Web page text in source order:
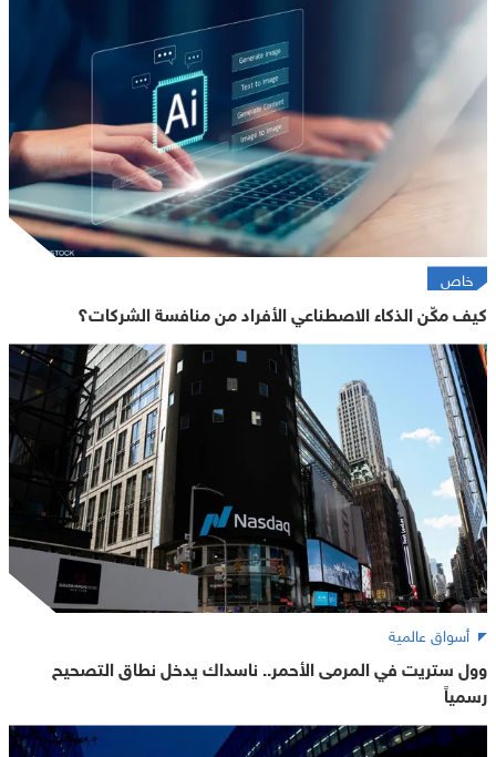
خاص
كيف مكّن الذكاء الاصطناعي الأفراد من منافسة الشركات؟
أسواق عالمية
وول ستريت في المرمى الأحمر.. ناسداك يدخل نطاق التصحيح
رسمياً